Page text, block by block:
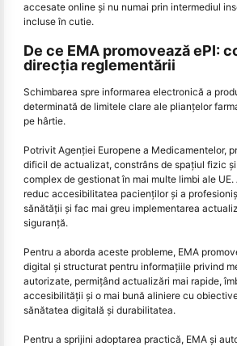
accesate online și nu numai prin intermediul
incluse în cutie.
De ce EMA promovează ePI:
direcția reglementării
Schimbarea spre informarea electronică a
determinată de limitele clare ale plianțelor
pe hârtie.
Potrivit Agenției Europene a Medicamentelor,
dificil de actualizat, constrâns de spațiul fizic
complex de gestionat în mai multe limbi ale
reduc accesibilitatea pacienților și a
sănătății și fac mai greu implementarea
siguranță.
Pentru a aborda aceste probleme, EMA
digital și structurat pentru informațiile privind
autorizate, permițând actualizări mai rapide,
accesibilității și o mai bună aliniere cu
sănătatea digitală și durabilitatea.
Pentru a sprijini adoptarea practică, EMA și